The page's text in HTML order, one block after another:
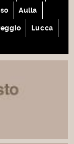
Aulla
Lucca